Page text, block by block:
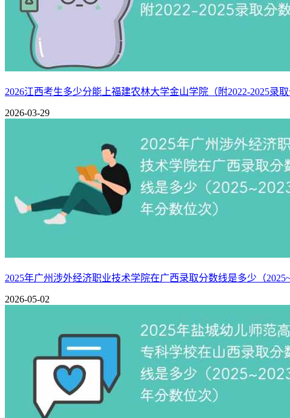
（三）2023年上海应用技术大学在四川录取分数线
科目（招生方向） 批次
理科(中外合作) 本一
2023 文科(中外合作) 本一 533 17772
527
2023 文科
本数据由新高考网基于上海应用技术大学本科招生网及四川省教
上海应用技术大学王牌优势专业有哪些（附排名榜）
上海应用技术大学怎么样好不好（10条校友口碑）
2026江西考生多少分能上福建农林大学金山学院（附2022-2025录取
2026-03-29
2025年广州涉外经济职业技术学院在广西录取分数线是多少（
2026-05-02